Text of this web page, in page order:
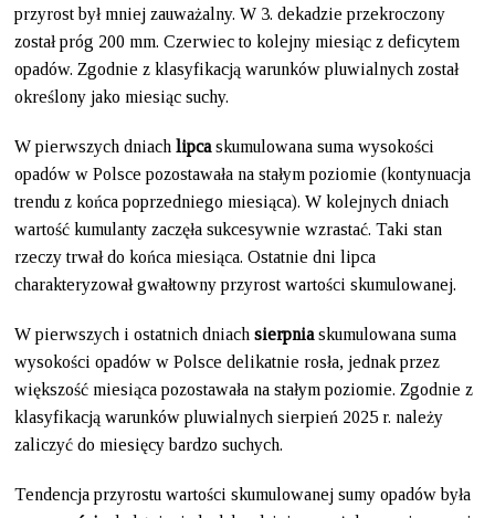
przyrost był mniej zauważalny. W 3. dekadzie przekroczony
został próg 200 mm. Czerwiec to kolejny miesiąc z deficytem
opadów. Zgodnie z klasyfikacją warunków pluwialnych został
określony jako miesiąc suchy.
W pierwszych dniachlipca skumulowana suma wysokości
opadów w Polsce pozostawała na stałym poziomie (kontynuacja
trendu z końca poprzedniego miesiąca). W kolejnych dniach
wartość kumulanty zaczęła sukcesywnie wzrastać. Taki stan
rzeczy trwał do końca miesiąca. Ostatnie dni lipca
charakteryzował gwałtowny przyrost wartości skumulowanej.
W pierwszych i ostatnich dniachsierpnia skumulowana suma
wysokości opadów w Polsce delikatnie rosła, jednak przez
większość miesiąca pozostawała na stałym poziomie. Zgodnie z
klasyfikacją warunków pluwialnych sierpień 2025 r. należy
zaliczyć do miesięcy bardzo suchych.
Tendencja przyrostu wartości skumulowanej sumy opadów była